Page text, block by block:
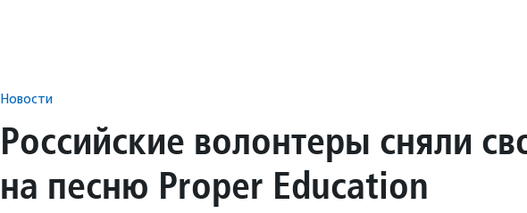
Новости
Российские волонтеры сняли
на песню Proper Education